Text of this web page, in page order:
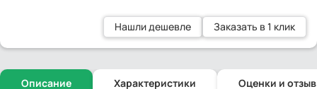
Нашли дешевле Заказать в 1 клик
Описание Характеристики Оценки и